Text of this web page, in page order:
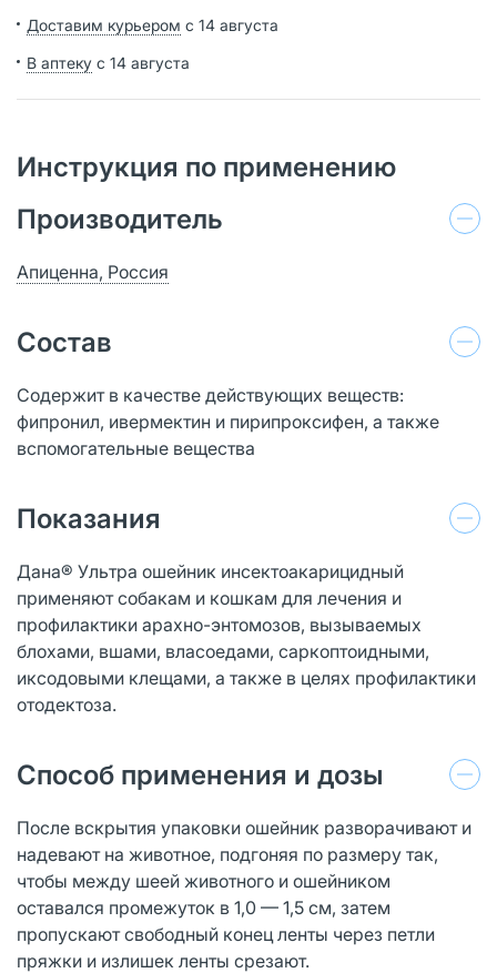
Доставим курьером с 14 августа
В аптеку с 14 августа
Инструкция по применению
Производитель
Апиценна, Россия
Состав
Содержит в качестве действующих веществ:
фипронил, ивермектин и пирипроксифен, а также
вспомогательные вещества
Показания
Дана® Ультра ошейник инсектоакарицидный
применяют собакам и кошкам для лечения и
профилактики арахно-энтомозов, вызываемых
блохами, вшами, власоедами, саркоптоидными,
иксодовыми клещами, а также в целях профилактики
отодектоза.
Способ применения и дозы
После вскрытия упаковки ошейник разворачивают и
надевают на животное, подгоняя по размеру так,
чтобы между шеей животного и ошейником
оставался промежуток в 1,0 — 1,5 см, затем
пропускают свободный конец ленты через петли
пряжки и излишек ленты срезают.